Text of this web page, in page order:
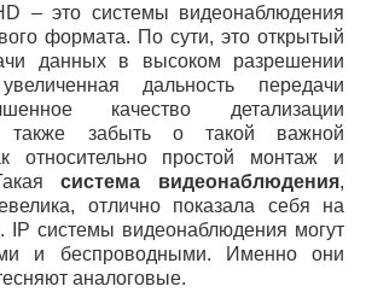
– это системы видеонаблюдения
формата. По сути, это открытый
данных в высоком разрешении
дальность передачи
качество детализации
также забыть о такой важной
относительно простой монтаж и
система видеонаблюдения,
отлично показала себя на
IP системы видеонаблюдения могут
и беспроводными. Именно они
аналоговые.